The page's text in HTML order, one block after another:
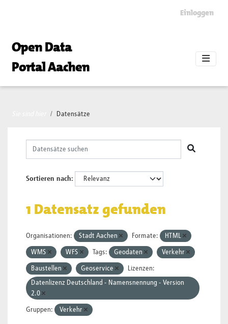
Einloggen
Open Data
Portal Aachen
Datensätze
Sortieren nach
1 Datensatz gefunden
Organisationen: Stadt Aachen Formate: HTML
WMS WFS Tags: Geodaten Verkehr
Baustellen Geoservice
Lizenzen:
Datenlizenz Deutschland - Namensnennung - Version
2.0
Gruppen: Verkehr